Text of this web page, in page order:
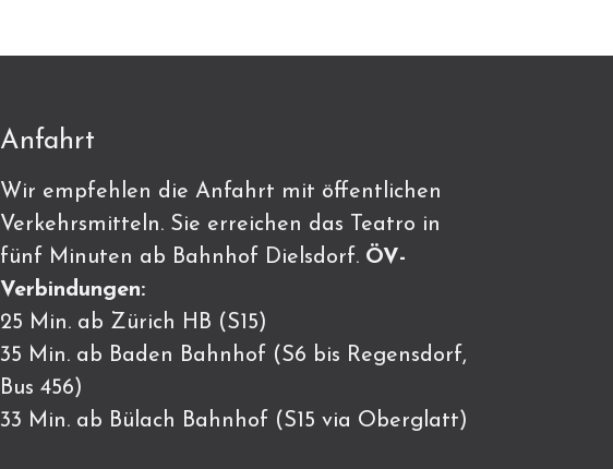
Anfahrt
Wir empfehlen die Anfahrt mit öffentlichen
Verkehrsmitteln. Sie erreichen das Teatro in
fünf Minuten ab Bahnhof Dielsdorf. ÖV-
Verbindungen:
25 Min. ab Zürich HB (S15)
35 Min. ab Baden Bahnhof (S6 bis Regensdorf,
Bus 456)
33 Min. ab Bülach Bahnhof (S15 via Oberglatt)